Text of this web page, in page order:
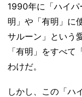
1990年に「ハイ
明」や「有明」に
サルーン」という
「有明」をすべて
わけだ。
しかし、この「ハ